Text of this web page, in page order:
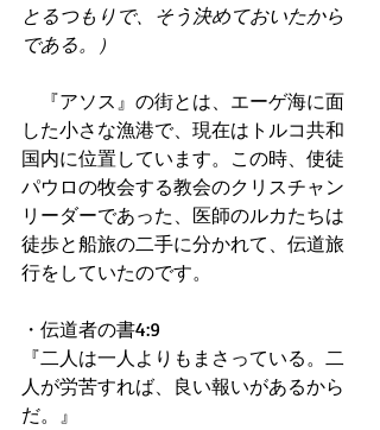
とるつもりで、そう決めておいたから
である。）
『アソス』の街とは、エーゲ海に面
した小さな漁港で、現在はトルコ共和
国内に位置しています。この時、使徒
パウロの牧会する教会のクリスチャン
リーダーであった、医師のルカたちは
徒歩と船旅の二手に分かれて、伝道旅
行をしていたのです。
・伝道者の書4:9
『二人は一人よりもまさっている。二
人が労苦すれば、良い報いがあるから
だ。』